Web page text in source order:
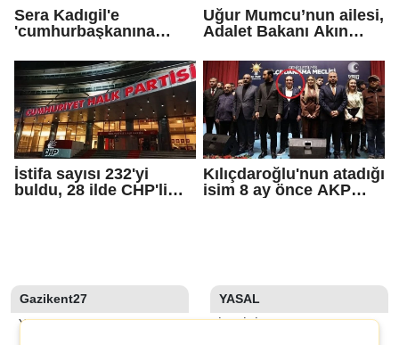
Sera Kadıgil'e
'cumhurbaşkanına
soruşturması
Uğur Mumcu’nun ailesi,
Adalet Bakanı Akın
İstifa sayısı 232'yi
buldu, 28 ilde CHP'li
Kılıçdaroğlu'nun atadığı
isim 8 ay önce AKP
Gazikent27
YAZARLAR
YASAL
İLETIŞIM